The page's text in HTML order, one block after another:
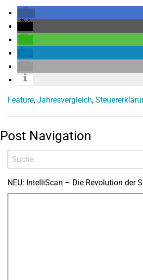
Feature, Jahresvergleich,
Post Navigation
NEU: IntelliScan – Die Revolution der